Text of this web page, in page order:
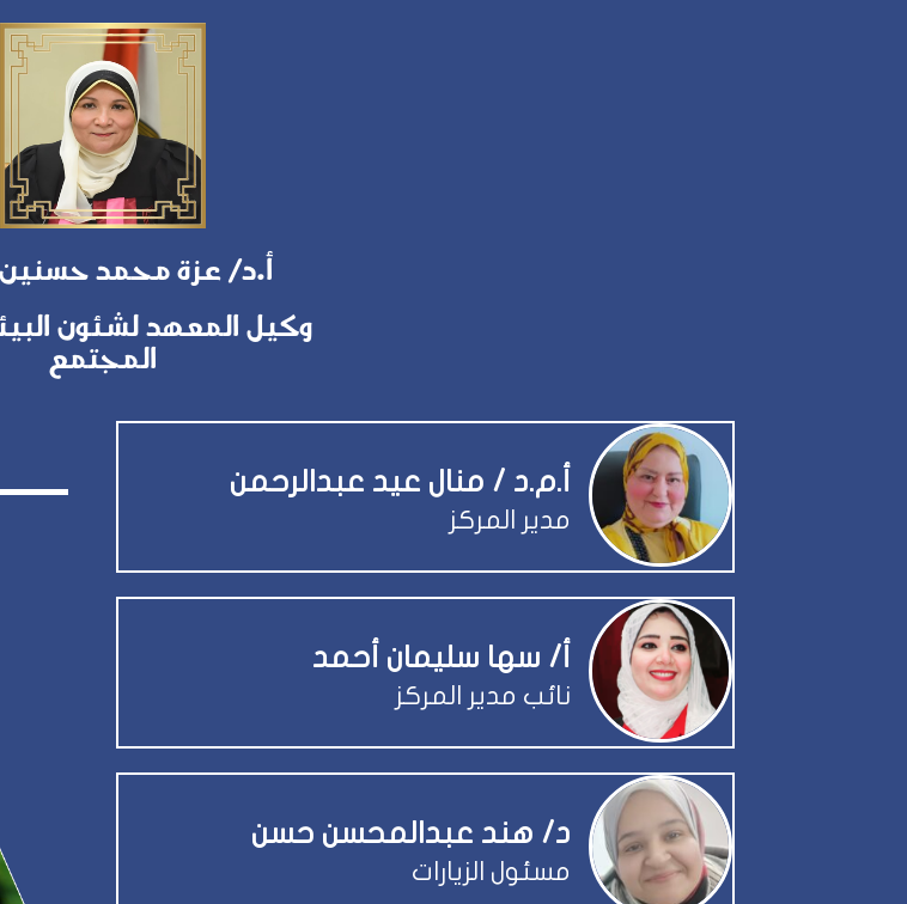
أ.د/ عزة محمد
وكيل المعهد لشئون
المجتمع
أ.م.د / منال عيد عبدالرحمن
مدير المركز
أ/ سها سليمان أحمد
نائب مدير المركز
د/ هند عبدالمحسن حسن
مسئول الزيارات